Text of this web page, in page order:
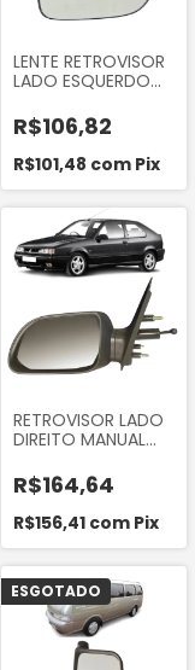
LENTE RETROVISOR
LADO ESQUERDO
2012 A 2015
R$106,82
R$101,48 com Pix
RETROVISOR LADO
DIREITO MANUAL
R$164,64
R$156,41 com Pix
ESGOTADO